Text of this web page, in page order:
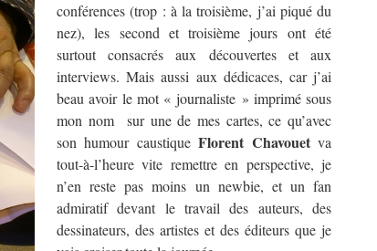
conférences (trop : à la troisième, j’ai piqué du
nez), les second et troisième jours ont été
surtout consacrés aux découvertes et aux
interviews. Mais aussi aux dédicaces, car j’ai
beau avoir le mot « journaliste » imprimé sous
mon nom sur une de mes cartes, ce qu’avec
son humour caustiqueFlorent Chavouetva
tout-à-l’heure vite remettre en perspective, je
n’en reste pas moins un newbie, et un fan
admiratif devant le travail des auteurs, des
dessinateurs, des artistes et des éditeurs que je